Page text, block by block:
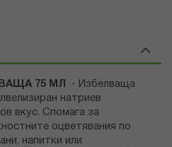
75 МЛ - Избелваща
натриев
вкус. Спомага за
оцветявания по
напитки или